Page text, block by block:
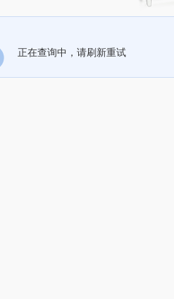
正在查询中，请刷新重试